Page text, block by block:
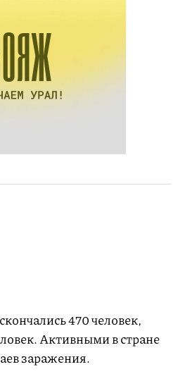
470 человек,
Активными в стране
заражения.